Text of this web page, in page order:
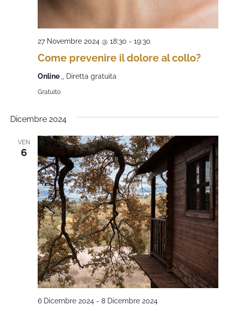
Come prevenire il dolore al collo?
27 Novembre 2024 @ 18:30 - 19:30
Online ,, Diretta gratuita
Gratuito
Dicembre 2024
VEN
6
6 Dicembre 2024- 8 Dicembre 2024